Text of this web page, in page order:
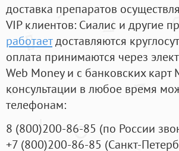
доставка препаратов
VIP клиентов: Сиалис и другие
работаетдоставляются
оплата принимаются через
Web Money и с банковских
консультации в любое время
телефонам:
8 (800)200-86-85 (по России
+7 (800)200-86-85 (Санкт-